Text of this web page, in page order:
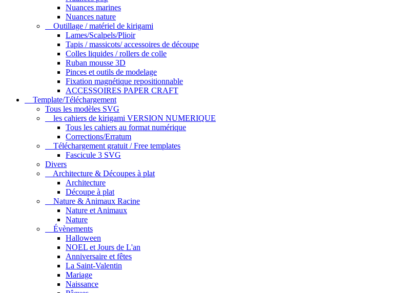
Nuances marines
Nuances nature
Outillage / matériel de kirigami
Lames/Scalpels/Plioir
Tapis / massicots/ accessoires de découpe
Colles liquides / rollers de colle
Ruban mousse 3D
Pinces et outils de modelage
Fixation magnétique repositionnable
ACCESSOIRES PAPER CRAFT
Template/Téléchargement
Tous les modèles SVG
les cahiers de kirigami VERSION NUMERIQUE
Tous les cahiers au format numérique
Corrections/Erratum
Téléchargement gratuit / Free templates
Fascicule 3 SVG
Divers
Architecture & Découpes à plat
Architecture
Découpe à plat
Nature & Animaux Racine
Nature et Animaux
Nature
Évènements
Halloween
NOEL et Jours de L'an
Anniversaire et fêtes
La Saint-Valentin
Mariage
Naissance